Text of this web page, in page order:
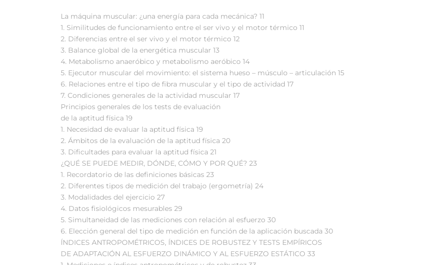
La máquina muscular: ¿una energía para cada mecánica? 11
1. Similitudes de funcionamiento entre el ser vivo y el motor térmico 11
2. Diferencias entre el ser vivo y el motor térmico 12
3. Balance global de la energética muscular 13
4. Metabolismo anaeróbico y metabolismo aeróbico 14
5. Ejecutor muscular del movimiento: el sistema hueso – músculo – articulación 15
6. Relaciones entre el tipo de fibra muscular y el tipo de actividad 17
7. Condiciones generales de la actividad muscular 17
Principios generales de los tests de evaluación
de la aptitud física 19
1. Necesidad de evaluar la aptitud física 19
2. Ámbitos de la evaluación de la aptitud física 20
3. Dificultades para evaluar la aptitud física 21
¿QUÉ SE PUEDE MEDIR, DÓNDE, CÓMO Y POR QUÉ? 23
1. Recordatorio de las definiciones básicas 23
2. Diferentes tipos de medición del trabajo (ergometría) 24
3. Modalidades del ejercicio 27
4. Datos fisiológicos mesurables 29
5. Simultaneidad de las mediciones con relación al esfuerzo 30
6. Elección general del tipo de medición en función de la aplicación buscada 30
ÍNDICES ANTROPOMÉTRICOS, ÍNDICES DE ROBUSTEZ Y TESTS EMPÍRICOS
DE ADAPTACIÓN AL ESFUERZO DINÁMICO Y AL ESFUERZO ESTÁTICO 33